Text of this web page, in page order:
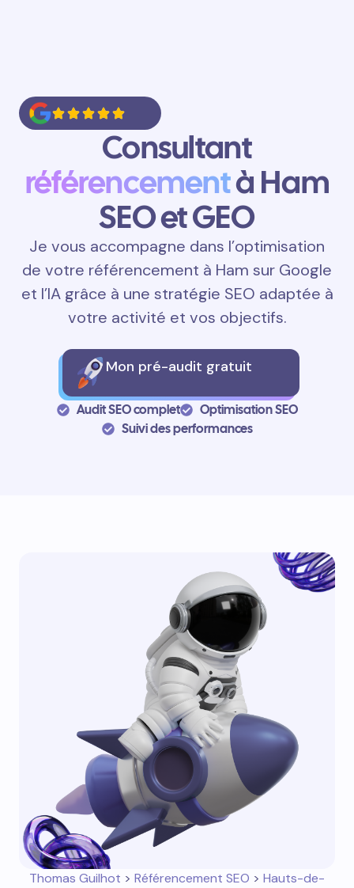
Consultant
référencementà Ham
SEO et GEO
Je vous accompagne dans l’optimisation
de votre référencement à Ham sur Google
et l’IA grâce à une stratégie SEO adaptée à
votre activité et vos objectifs.
Mon pré-audit gratuit
Audit SEO complet
Optimisation SEO
Suivi des performances
Thomas Guilhot > Référencement SEO > Hauts-de-